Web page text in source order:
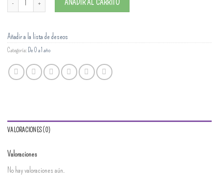
AÑADIR AL CARRITO
Añadir a la lista de deseos
Categoría: De 0 a 1 año
VALORACIONES (0)
Valoraciones
No hay valoraciones aún.